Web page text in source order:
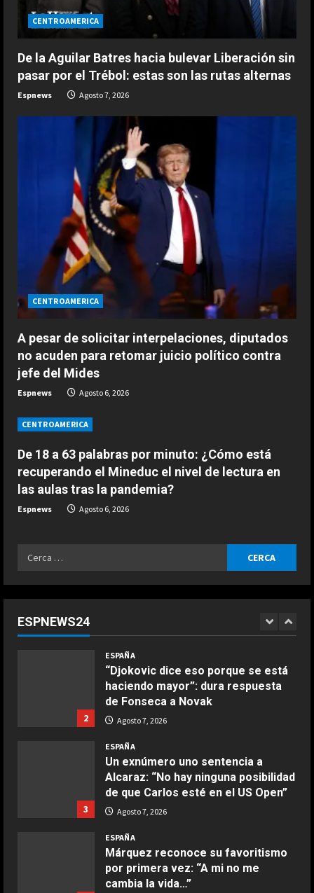
n
g
CENTROAMERICA
De la Aguilar Batres hacia bulevar Liberación sin
pasar por el Trébol: estas son las rutas alternas
Espnews Agosto 7, 2026
CENTROAMERICA
A pesar de solicitar interpelaciones, diputados
no acuden para retomar juicio político contra
jefe del Mides
Espnews Agosto 6, 2026
CENTROAMERICA
De 18 a 63 palabras por minuto: ¿Cómo está
recuperando el Mineduc el nivel de lectura en
las aulas tras la pandemia?
Espnews Agosto 6, 2026
Ricerca
ESPNEWS24
2
ESPAÑA
“Djokovic dice eso porque se está
haciendo mayor”: dura respuesta
de Fonseca a Novak
Agosto 7, 2026
3
ESPAÑA
Un exnúmero uno sentencia a
Alcaraz: “No hay ninguna posibilidad
de que Carlos esté en el US Open”
Agosto 7, 2026
Márquez reconoce su favoritismo
Agosto 7, 2026
ESPAÑA
Dura reflexión de Briatore sobre
Aston Martin: “Tienen al mejor
1
2
ESPAÑA
“Djokovic dice eso porque se está
haciendo mayor”: dura respuesta
de Fonseca a Novak
Agosto 7, 2026
3
ESPAÑA
Un exnúmero uno sentencia a
Alcaraz: “No hay ninguna posibilidad
de que Carlos esté en el US Open”
Agosto 7, 2026
ESPAÑA
Márquez reconoce su favoritismo
por primera vez: “A mi no me
cambia la vida…”
Ensalada de espinacas deliciosa
Maggio 28, 2026
COCINA
Boquerones fritos en freidora de
aire
Aprile 24, 2026
Buñuelos de alcachofas
Aprile 5, 2026